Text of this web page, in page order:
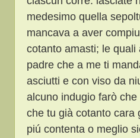
medesimo quella
mancava a aver
cotanto amasti; le
padre che a me ti
asciutti e con viso da
alcuno indugio farò
che tu già cotanto cara
piú contenta o meglio